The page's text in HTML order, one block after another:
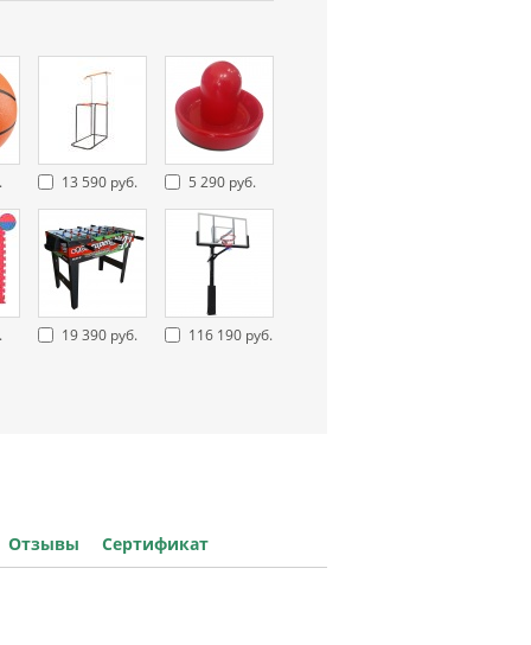
13 590 руб. 5 290 руб.
19 390 руб. 116 190 руб.
Отзывы Сертификат